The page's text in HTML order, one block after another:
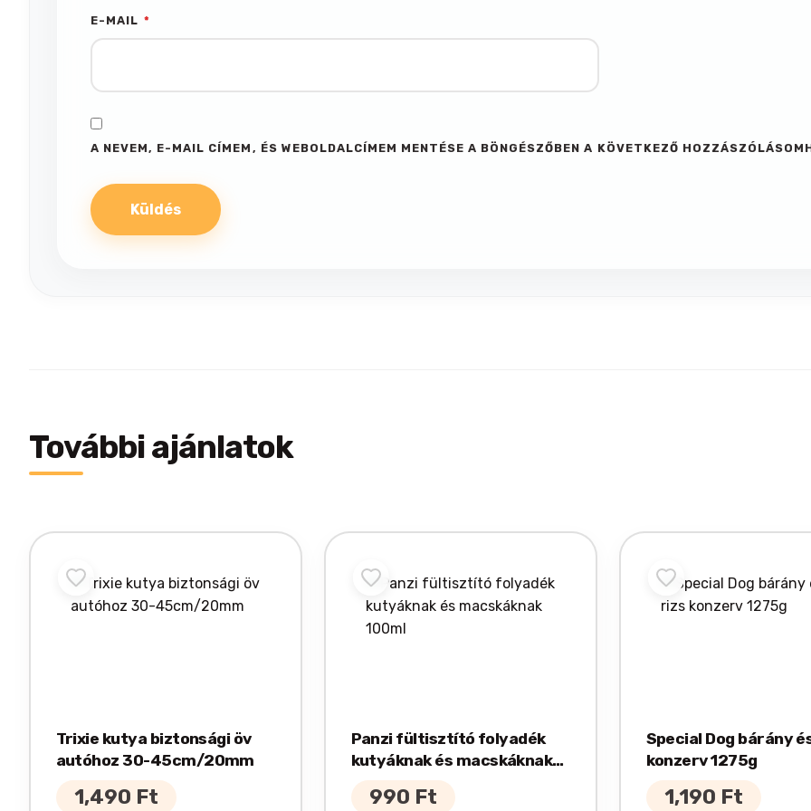
E-MAIL *
A NEVEM, E-MAIL CÍMEM, ÉS WEBOLDALCÍMEM MENTÉSE A BÖNGÉSZŐBEN A KÖVETKEZŐ
További ajánlatok
Trixie kutya biztonsági öv
autóhoz 30-45cm/20mm
1,490 Ft
Panzi fültisztító folyadék
kutyáknak és macskáknak
100ml
990 Ft
Special Dog bárány
konzerv 1275g
1,190 Ft